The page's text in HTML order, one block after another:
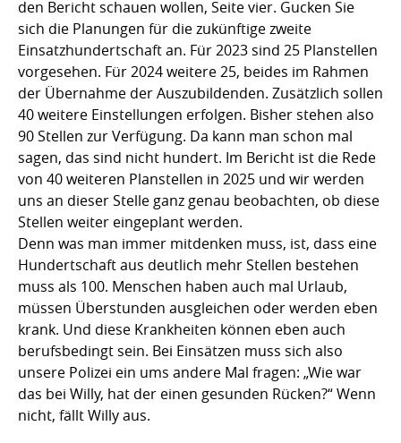
den Bericht schauen wollen, Seite vier. Gucken Sie
sich die Planungen für die zukünftige zweite
Einsatzhundertschaft an. Für 2023 sind 25 Planstellen
vorgesehen. Für 2024 weitere 25, beides im Rahmen
der Übernahme der Auszubildenden. Zusätzlich sollen
40 weitere Einstellungen erfolgen. Bisher stehen also
90 Stellen zur Verfügung. Da kann man schon mal
sagen, das sind nicht hundert. Im Bericht ist die Rede
von 40 weiteren Planstellen in 2025 und wir werden
uns an dieser Stelle ganz genau beobachten, ob diese
Stellen weiter eingeplant werden.
Denn was man immer mitdenken muss, ist, dass eine
Hundertschaft aus deutlich mehr Stellen bestehen
muss als 100. Menschen haben auch mal Urlaub,
müssen Überstunden ausgleichen oder werden eben
krank. Und diese Krankheiten können eben auch
berufsbedingt sein. Bei Einsätzen muss sich also
unsere Polizei ein ums andere Mal fragen: „Wie war
das bei Willy, hat der einen gesunden Rücken?“ Wenn
nicht, fällt Willy aus.